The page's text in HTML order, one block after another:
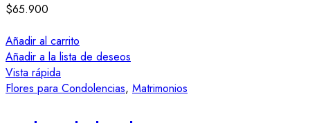
$65.900
Añadir al carrito
Añadir a la lista de deseos
Vista rápida
Flores para Condolencias, Matrimonios